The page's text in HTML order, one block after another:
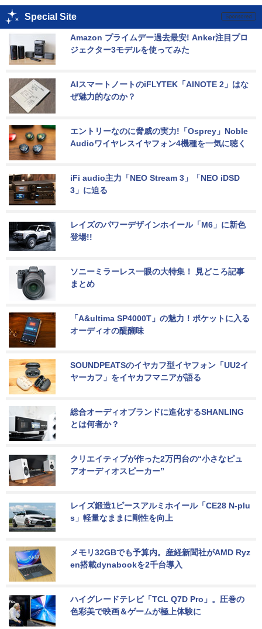
Special Site
Amazon プライムデー過去最安! Anker注目プロ
ジェクター3モデルを使ってみた
AIスマートノートのiFLYTEK「AINOTE 2」はな
ぜ魅力的なのか？
エントリーなのに脅威の実力!「Osprey」Noble
Audioワイヤレスイヤフォン4機種を一気に聴く
iFi audio主力「NEO Stream 3」「NEO iDSD
3」に迫る
レイズのパワーデザインホイール「M6」に新色
登場!!
ソニーミラーレス一眼の大特集！ 見どころ記事
まとめ
「A&ultima SP4000T」の魅力！ポケットに入る
オーディオの醍醐味
SOUNDPEATSのイヤカフ型イヤフォン「UU2イ
ヤーカフ」をイヤカフマニアが語る
総合オーディオブランドに進化するSHANLING
とは何者か？
クリエイティブが作った2万円台の“小さなピュ
アオーディオスピーカー”
レイズ鍛造1ピースアルミホイール「CE28 N-plu
s」軽量なままに剛性を向上
メモリ32GBでも予算内。産経新聞社がAMD Ryz
en搭載dynabookを2千台導入
ハイグレードテレビ「TCL Q7D Pro」。圧巻の
色彩美で映画＆ゲームが極上体験に